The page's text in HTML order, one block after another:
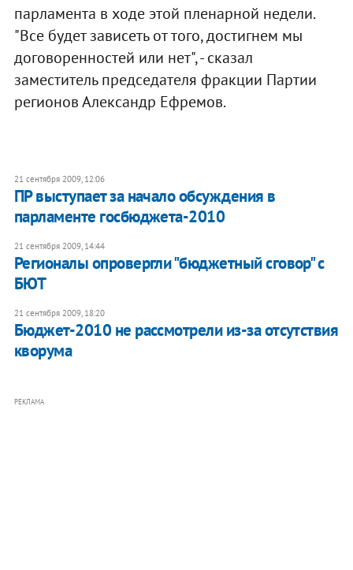
парламента в ходе этой пленарной недели.
"Все будет зависеть от того, достигнем мы
договоренностей или нет", - сказал
заместитель председателя фракции Партии
регионов Александр Ефремов.
21 сентября 2009, 12:06
ПР выступает за начало обсуждения в
парламенте госбюджета-2010
21 сентября 2009, 14:44
Регионалы опровергли "бюджетный сговор" с
БЮТ
21 сентября 2009, 18:20
Бюджет-2010 не рассмотрели из-за отсутствия
кворума
РЕКЛАМА